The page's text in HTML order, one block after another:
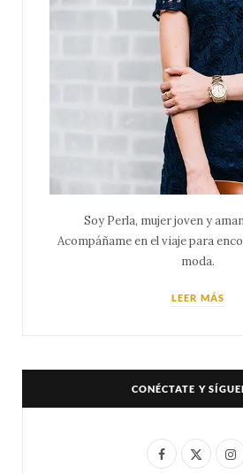
Soy Perla, mujer joven y
Acompáñame en el viaje para
moda.
LEER MÁS
CONÉCTATE Y
F
X
I